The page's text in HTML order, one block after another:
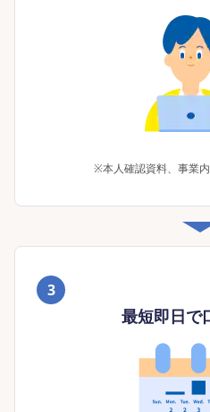
※本人確認資料、事業
3
最短即日で